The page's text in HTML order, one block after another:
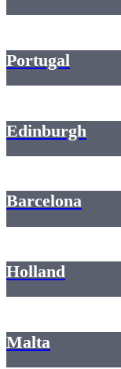
Portugal
Edinburgh
Barcelona
Holland
Malta